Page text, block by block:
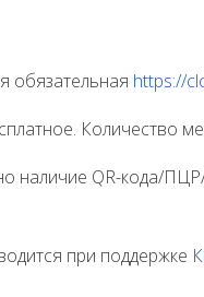
https://
Количество
QR-кода/ПЦР/
при поддержке